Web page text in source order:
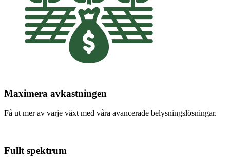
Maximera avkastningen
Få ut mer av varje växt med våra avancerade belysningslösningar.
Fullt spektrum